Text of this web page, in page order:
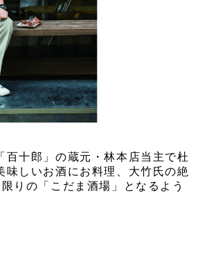
百十郎」の蔵元・林本店当主で杜
しいお酒にお料理、大竹氏の絶
りの「こだま酒場」となるよう